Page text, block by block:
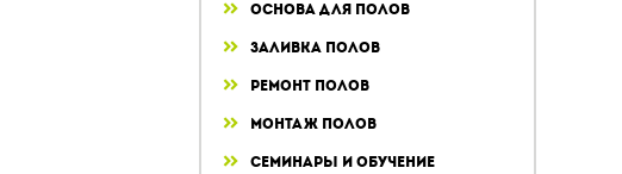
Основа для полов
Заливка полов
Ремонт полов
Монтаж полов
Семинары и обучение